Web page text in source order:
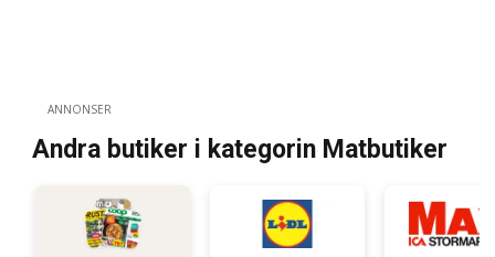
ANNONSER
Andra butiker i kategorin Matbutiker